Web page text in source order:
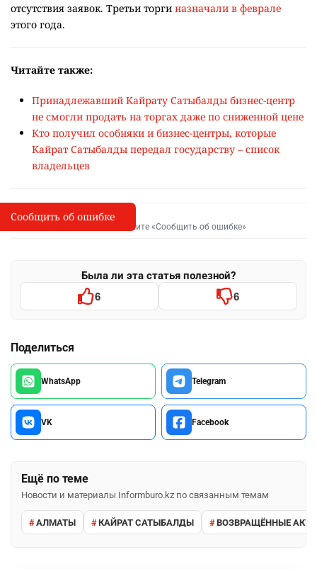
отсутствия заявок. Третьи торги назначали в феврале
этого года.
Читайте также:
Принадлежавший Кайрату Сатыбалды бизнес-центр
не смогли продать на торгах даже по сниженной цене
Кто получил особняки и бизнес-центры, которые
Кайрат Сатыбалды передал государству – список
владельцев
I
Сообщить об опечатке
Выделите фрагмент и нажмите «Сообщить об ошибке»
Была ли эта статья полезной?
6 6
Поделиться
WhatsApp Telegram
VK Facebook
Ещё по теме
Новости и материалы Informburo.kz по связанным темам
АЛМАТЫ КАЙРАТ САТЫБАЛДЫ ВОЗВРАЩЁННЫЕ
Сообщить об ошибке